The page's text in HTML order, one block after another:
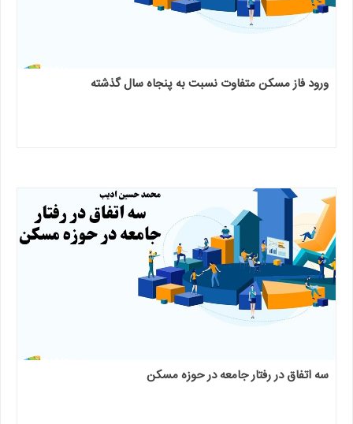
ورود فاز مسکن متفاوت نسبت به پنجاه سال گذشته
سه اتفاق در رفتار جامعه در حوزه مسکن